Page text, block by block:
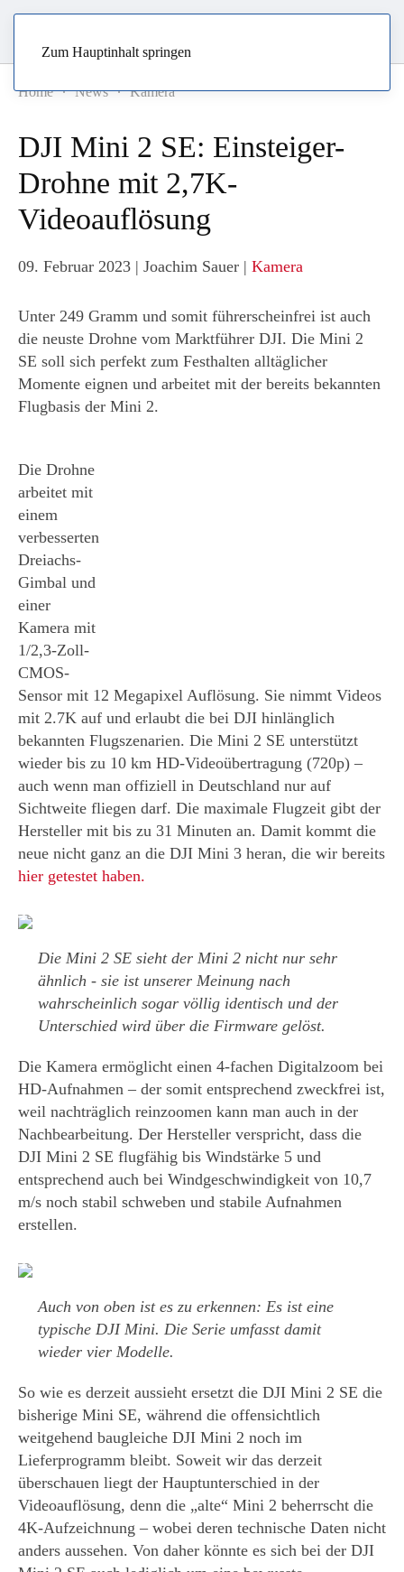
Zum Hauptinhalt springen
Home News Kamera
DJI Mini 2 SE: Einsteiger-
Drohne mit 2,7K-
Videoauflösung
09. Februar 2023 | Joachim Sauer | Kamera
Unter 249 Gramm und somit führerscheinfrei ist auch
die neuste Drohne vom Marktführer DJI. Die Mini 2
SE soll sich perfekt zum Festhalten alltäglicher
Momente eignen und arbeitet mit der bereits bekannten
Flugbasis der Mini 2.
Die Drohne
arbeitet mit
einem
verbesserten
Dreiachs-
Gimbal und
einer
Kamera mit
1/2,3-Zoll-
CMOS-
Sensor mit 12 Megapixel Auflösung. Sie nimmt Videos
mit 2.7K auf und erlaubt die bei DJI hinlänglich
bekannten Flugszenarien. Die Mini 2 SE unterstützt
wieder bis zu 10 km HD-Videoübertragung (720p) –
auch wenn man offiziell in Deutschland nur auf
Sichtweite fliegen darf. Die maximale Flugzeit gibt der
Hersteller mit bis zu 31 Minuten an. Damit kommt die
neue nicht ganz an die DJI Mini 3 heran, die wir bereits
hier getestet haben.
Die Mini 2 SE sieht der Mini 2 nicht nur sehr
ähnlich - sie ist unserer Meinung nach
wahrscheinlich sogar völlig identisch und der
Unterschied wird über die Firmware gelöst.
Die Kamera ermöglicht einen 4-fachen Digitalzoom bei
HD-Aufnahmen – der somit entsprechend zweckfrei ist,
weil nachträglich reinzoomen kann man auch in der
Nachbearbeitung. Der Hersteller verspricht, dass die
DJI Mini 2 SE flugfähig bis Windstärke 5 und
entsprechend auch bei Windgeschwindigkeit von 10,7
m/s noch stabil schweben und stabile Aufnahmen
erstellen.
Auch von oben ist es zu erkennen: Es ist eine
typische DJI Mini. Die Serie umfasst damit
wieder vier Modelle.
So wie es derzeit aussieht ersetzt die DJI Mini 2 SE die
bisherige Mini SE, während die offensichtlich
weitgehend baugleiche DJI Mini 2 noch im
Lieferprogramm bleibt. Soweit wir das derzeit
überschauen liegt der Hauptunterschied in der
Videoauflösung, denn die „alte“ Mini 2 beherrscht die
4K-Aufzeichnung – wobei deren technische Daten nicht
anders aussehen. Von daher könnte es sich bei der DJI